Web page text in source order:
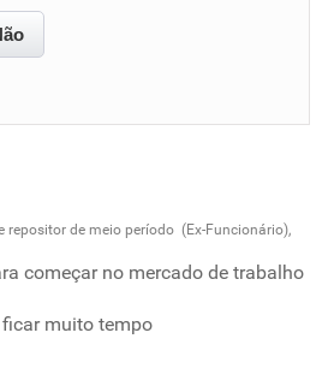
empresa
repositor de meio período (Ex-Funcionário),
começar no mercado de trabalho
muito tempo